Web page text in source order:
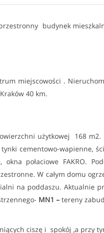
budynek
miejscowości .
40 km.
użytkowej 168
cementowo-wapienne,
okna połaciowe FAKRO.
W całym domu
na poddaszu. Aktualnie
MN1 – tereny
ciszę i spokój ,a przy